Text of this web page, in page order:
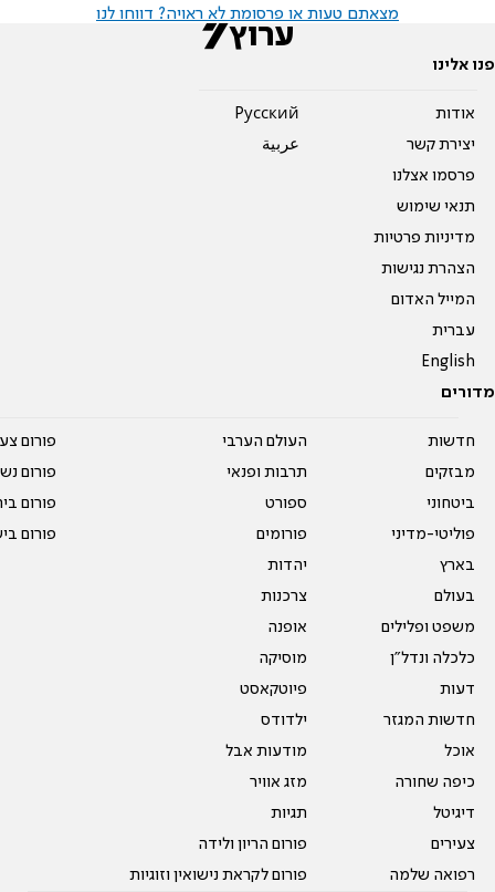
מצאתם טעות או פרסומת לא ראויה? דווחו לנו
פנו אלינו
אודות
יצירת קשר
פרסמו אצלנו
תנאי שימוש
מדיניות פרטיות
הצהרת נגישות
המייל האדום
עברית
English
Pусский
عربية
מדורים
חדשות
מבזקים
ביטחוני
פוליטי-מדיני
בארץ
בעולם
משפט ופלילים
כלכלה ונדל"ן
דעות
חדשות המגזר
אוכל
כיפה שחורה
דיגיטל
צעירים
רפואה שלמה
העולם הערבי
תרבות ופנאי
ספורט
פורומים
יהדות
צרכנות
אופנה
מוסיקה
פיוטקאסט
ילדודס
מודעות אבל
מזג אוויר
תגיות
פורום הריון ולידה
פורום לקראת נישואין וזוגיות
פורום
פורום
פורום
פורום